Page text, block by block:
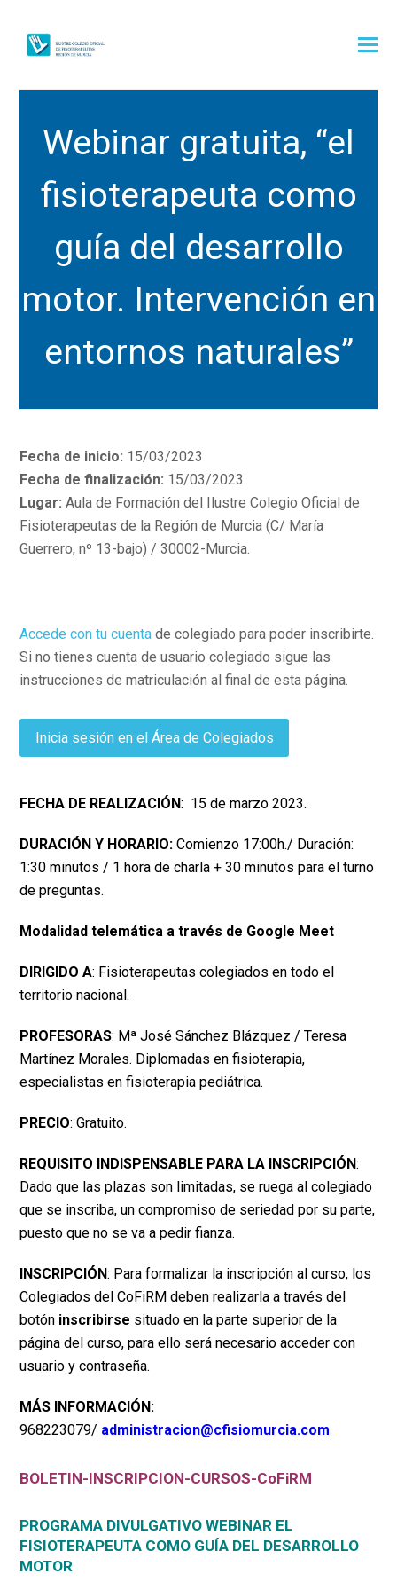
Webinar gratuita, “el
fisioterapeuta como
guía del desarrollo
motor. Intervención en
entornos naturales”
Fecha de inicio: 15/03/2023
Fecha de finalización: 15/03/2023
Lugar: Aula de Formación del Ilustre Colegio Oficial de
Fisioterapeutas de la Región de Murcia (C/ María
Guerrero, nº 13-bajo) / 30002-Murcia.
Accede con tu cuenta de colegiado para poder inscribirte.
Si no tienes cuenta de usuario colegiado sigue las
instrucciones de matriculación al final de esta página.
Inicia sesión en el Área de Colegiados
FECHA DE REALIZACIÓN: 15 de marzo 2023.
DURACIÓN Y HORARIO: Comienzo 17:00h./ Duración:
1:30 minutos / 1 hora de charla + 30 minutos para el turno
de preguntas.
Modalidad telemática a través de Google Meet
DIRIGIDO A: Fisioterapeutas colegiados en todo el
territorio nacional.
PROFESORAS: Mª José Sánchez Blázquez / Teresa
Martínez Morales. Diplomadas en fisioterapia,
especialistas en fisioterapia pediátrica.
PRECIO: Gratuito.
REQUISITO INDISPENSABLE PARA LA INSCRIPCIÓN:
Dado que las plazas son limitadas, se ruega al colegiado
que se inscriba, un compromiso de seriedad por su parte,
puesto que no se va a pedir fianza.
INSCRIPCIÓN: Para formalizar la inscripción al curso, los
Colegiados del CoFiRM deben realizarla a través del
botón inscribirse situado en la parte superior de la
página del curso, para ello será necesario acceder con
usuario y contraseña.
MÁS INFORMACIÓN:
968223079/ administracion@cfisiomurcia.com
BOLETIN-INSCRIPCION-CURSOS-CoFiRM
PROGRAMA DIVULGATIVO WEBINAR EL
FISIOTERAPEUTA COMO GUÍA DEL DESARROLLO
MOTOR